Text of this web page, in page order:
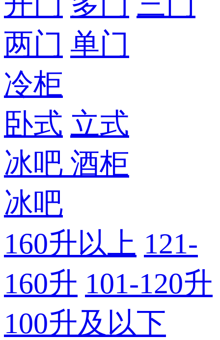
两门 单门
冷柜
卧式 立式
冰吧 酒柜
冰吧
160升以上 121-
160升 101-120升
100升及以下